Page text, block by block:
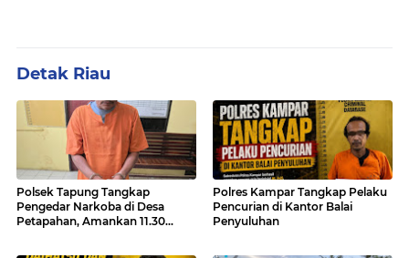
Detak Riau
Polsek Tapung Tangkap
Pengedar Narkoba di Desa
Petapahan, Amankan 11.30
Polres Kampar Tangkap Pelaku
Pencurian di Kantor Balai
Penyuluhan